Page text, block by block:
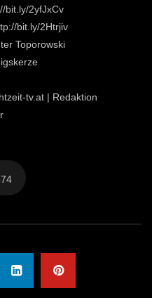
8.7K 135
4.7K
Huflattich
0.9K 18
bit.ly/2yfJxCv
bit.ly/2Htrjiv
Toporowski
tv.at | Redaktion